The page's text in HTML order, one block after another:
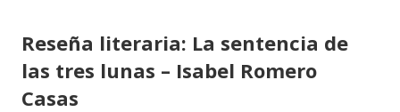
Reseña literaria: La sentencia de
las tres lunas – Isabel Romero
Casas